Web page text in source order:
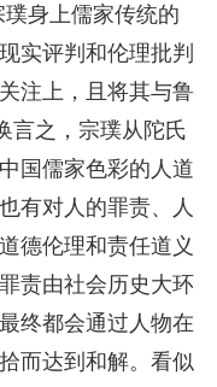
身上儒家传统的
实评判和伦理批判
注上，且将其与鲁
言之，宗璞从陀氏
国儒家色彩的人道
有对人的罪责、人
德伦理和责任道义
责由社会历史大环
终都会通过人物在
而达到和解。看似